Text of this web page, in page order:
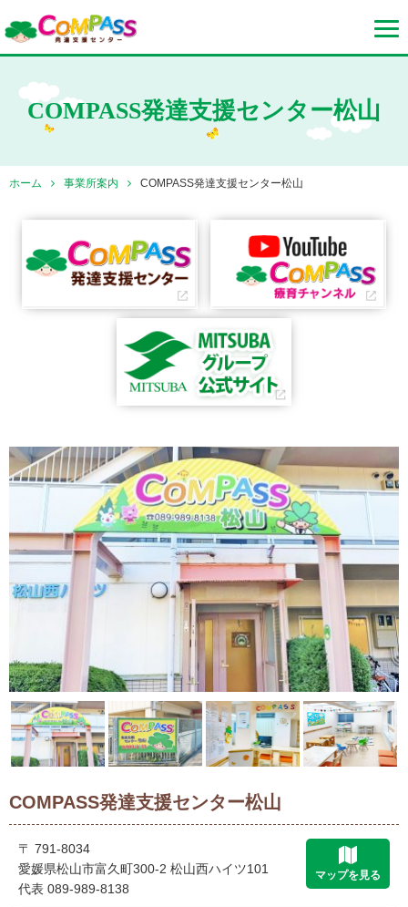
COMPASS発達支援センター松山
ホーム 事業所案内 COMPASS発達支援センター松山
COMPASS発達支援センター松山
〒 791-8034
愛媛県松山市富久町300-2 松山西ハイツ101
代表 089-989-8138
マップを見る